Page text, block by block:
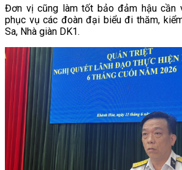
Đơn vị cũng làm tốt bảo đảm hậu cần
phục vụ các đoàn đại biểu đi thăm,
Sa, Nhà giàn DK1.